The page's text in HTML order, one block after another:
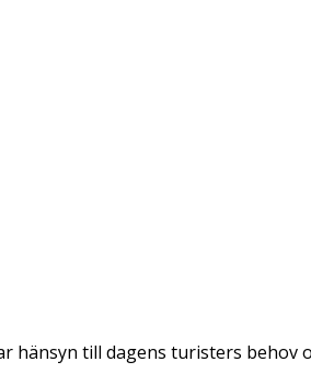
hänsyn till dagens turisters behov